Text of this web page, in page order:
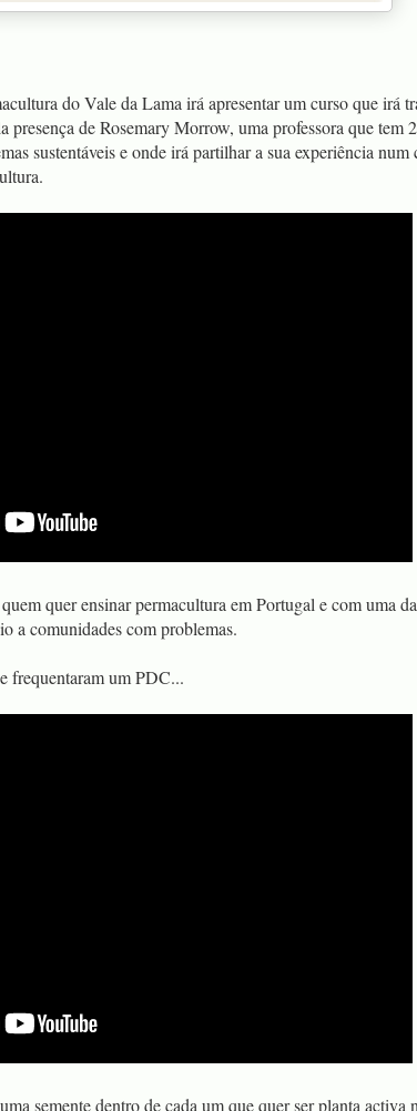
do Vale da Lama irá apresentar um curso que irá
presença de Rosemary Morrow, uma professora que tem
sustentáveis e onde irá partilhar a sua experiência num
quer ensinar permacultura em Portugal e com uma
a comunidades com problemas.
frequentaram um PDC...
semente dentro de cada um que quer ser planta activa